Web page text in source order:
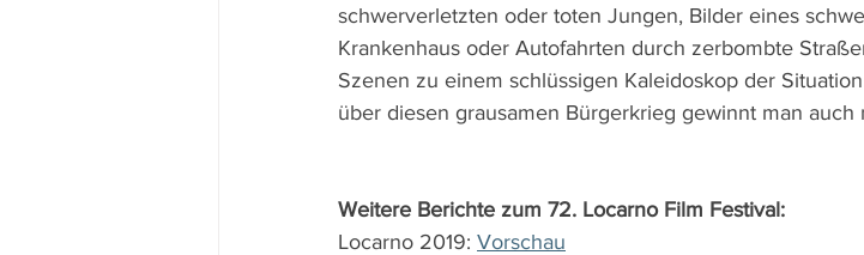
schwerverletzten oder toten Jungen, Bilder eines
Krankenhaus oder Autofahrten durch zerbombte
Szenen zu einem schlüssigen Kaleidoskop der
über diesen grausamen Bürgerkrieg gewinnt man auch
Weitere Berichte zum 72. Locarno Film Festival:
Locarno 2019: Vorschau